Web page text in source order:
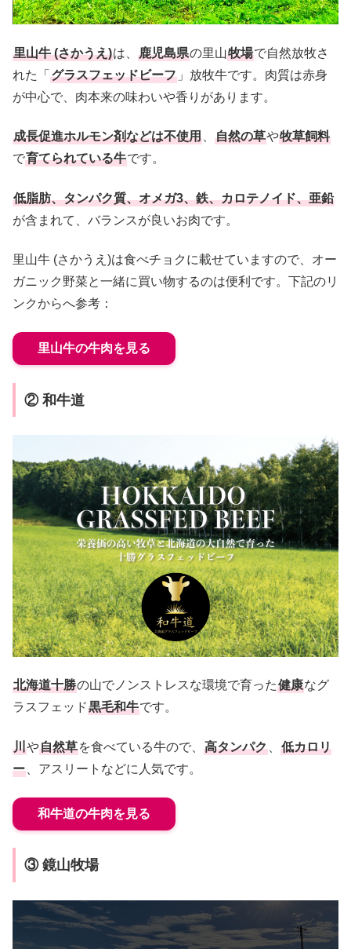
里山牛 (さかうえ)は、 鹿児島県の里山牧場で自然放牧さ
れた「 グラスフェッドビーフ 」放牧牛です。肉質は赤身
が中心で、肉本来の味わいや香りがあります。
成長促進ホルモン剤などは不使用 自然の草や牧草飼料
で育てられている牛です。
低脂肪、タンパク質、オメガ3、鉄、カロテノイド、亜鉛
が含まれて、バランスが良いお肉です。
里山牛 (さかうえ)は食べチョクに載せていますので、オー
ガニック野菜と一緒に買い物するのは便利です。下記のリ
ンクからへ参考：
里山牛の牛肉を見る
② 和牛道
北海道十勝の山でノンストレスな環境で育った健康なグ
ラスフェッド黒毛和牛です。
川や自然草を食べている牛ので、 高タンパク
低カロリ
ー 、アスリートなどに人気です。
和牛道の牛肉を見る
③ 鏡山牧場